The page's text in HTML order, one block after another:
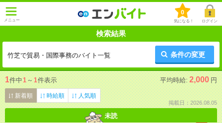
メニュー
0
気になる！ ログイン
検索結果
竹芝で貿易・国際事務のバイト一覧 条件の変更
1件中1 ～ 1件表示 平均時給: 2,000 円
新着順 時給順 人気順
掲載日：2026.08.05
未読